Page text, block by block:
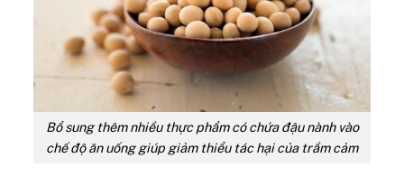
Bổ sung thêm nhiều thực phẩm có chứa đậu nành vào
chế độ ăn uống giúp giảm thiểu tác hại của trầm cảm